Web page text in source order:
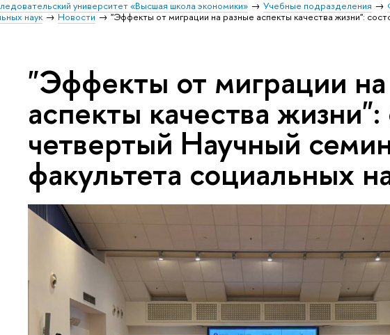
университет «Высшая школа экономики» Учебные подразделения
наук
Новости
"Эффекты от миграции на разные аспекты качества жизни":
"Эффекты от миграции
аспекты качества жизни":
четвертый Научный
факультета социальных